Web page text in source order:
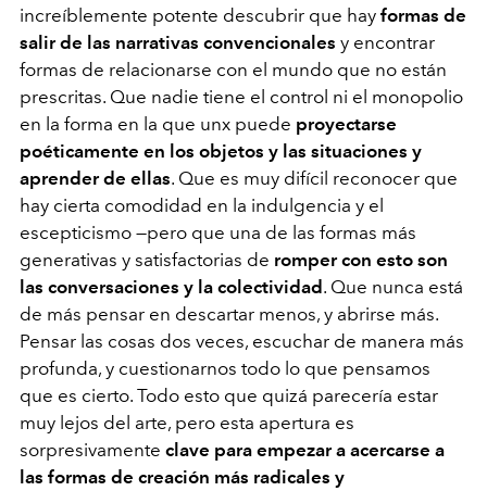
increíblemente potente descubrir que hay formas de
salir de las narrativas convencionales y encontrar
formas de relacionarse con el mundo que no están
prescritas. Que nadie tiene el control ni el monopolio
en la forma en la que unx puede proyectarse
poéticamente en los objetos y las situaciones y
aprender de ellas. Que es muy difícil reconocer que
hay cierta comodidad en la indulgencia y el
escepticismo —pero que una de las formas más
generativas y satisfactorias de romper con esto son
las conversaciones y la colectividad. Que nunca está
de más pensar en descartar menos, y abrirse más.
Pensar las cosas dos veces, escuchar de manera más
profunda, y cuestionarnos todo lo que pensamos
que es cierto. Todo esto que quizá parecería estar
muy lejos del arte, pero esta apertura es
sorpresivamente clave para empezar a acercarse a
las formas de creación más radicales y